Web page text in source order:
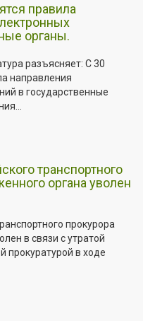
правила
органы.
разъясняет: С 30
направления
в государственные
транспортного
органа уволен
прокурора
в связи с утратой
прокуратурой в ходе